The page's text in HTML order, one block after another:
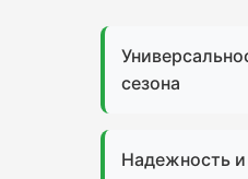
сезона
Надежность и